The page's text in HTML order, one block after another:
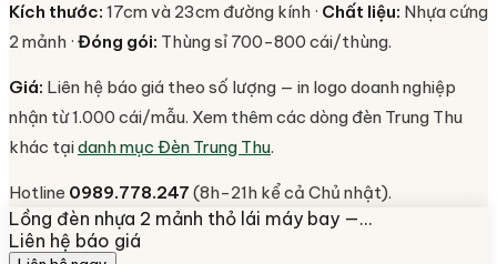
Kích thước: 17cm và 23cm đường kính · Chất liệu: Nhựa cứng
2 mảnh · Đóng gói: Thùng sỉ 700-800 cái/thùng.
Giá: Liên hệ báo giá theo số lượng — in logo doanh nghiệp
nhận từ 1.000 cái/mẫu. Xem thêm các dòng đèn Trung Thu
khác tạidanh mục Đèn Trung Thu.
Hotline 0989.778.247 (8h-21h kể cả Chủ nhật).
Lồng đèn nhựa 2 mảnh thỏ lái máy bay —…
Liên hệ báo giá